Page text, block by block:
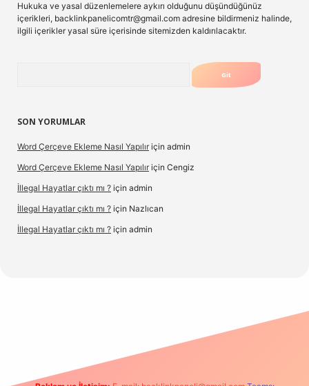
Hukuka ve yasal düzenlemelere aykırı olduğunu düşündüğünüz
içerikleri, backlinkpanelicomtr@gmail.com adresine bildirmeniz halinde,
ilgili içerikler yasal süre içerisinde sitemizden kaldırılacaktır.
SON YORUMLAR
Word Çerçeve Ekleme Nasıl Yapılır için admin
Word Çerçeve Ekleme Nasıl Yapılır için Cengiz
İllegal Hayatlar çıktı mı ? için admin
İllegal Hayatlar çıktı mı ? için Nazlıcan
İllegal Hayatlar çıktı mı ? için admin